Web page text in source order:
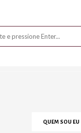
QUEM SOU EU